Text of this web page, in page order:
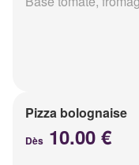
Pizza bolognaise
Dès 10.00 €